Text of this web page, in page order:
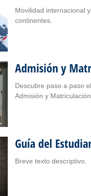
Movilidad internacional
continentes.
Admisión y
Descubre paso a paso
Admisión y Matriculación
Guía del
Breve